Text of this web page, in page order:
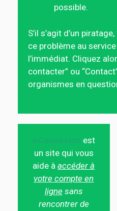
possible.
S’il s’agit d’un
ce problème au
l’immédiat. Cliquez
contacter” ou
organismes en
est
un site qui vous
aide àaccéder à
votre compte en
ligne sans
rencontrer de